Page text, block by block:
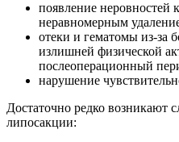
появление неровностей
неравномерным
отеки и гематомы из-за
излишней физической
послеоперационный
нарушение
Достаточно редко возникают
липосакции: